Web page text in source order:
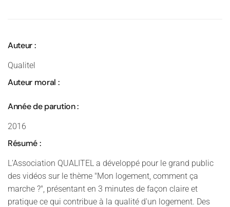
Auteur :
Qualitel
Auteur moral :
Année de parution :
2016
Résumé :
L'Association QUALITEL a développé pour le grand public
des vidéos sur le thème "Mon logement, comment ça
marche ?", présentant en 3 minutes de façon claire et
pratique ce qui contribue à la qualité d'un logement. Des